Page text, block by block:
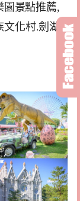
園景點推薦,
化村.劍湖